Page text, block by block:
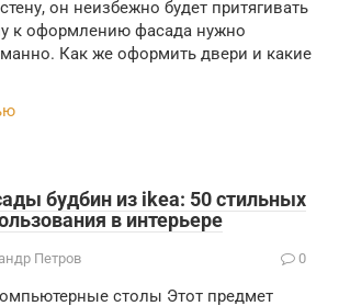
он неизбежно будет притягивать
к оформлению фасада нужно
Как же оформить двери и какие
будбин из ikea: 50 стильных
в интерьере
Петров 0
столы Этот предмет